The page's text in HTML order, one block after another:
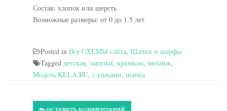
Состав: хлопок или шерсть
Возможные размеры: от 0 до 1.5 лет
Posted in Все СХЕМЫ сайта, Шапки и шарфы
Tagged детская, завязки, крючком, меланж,
Модель KELA.RU, с ушками, шапка